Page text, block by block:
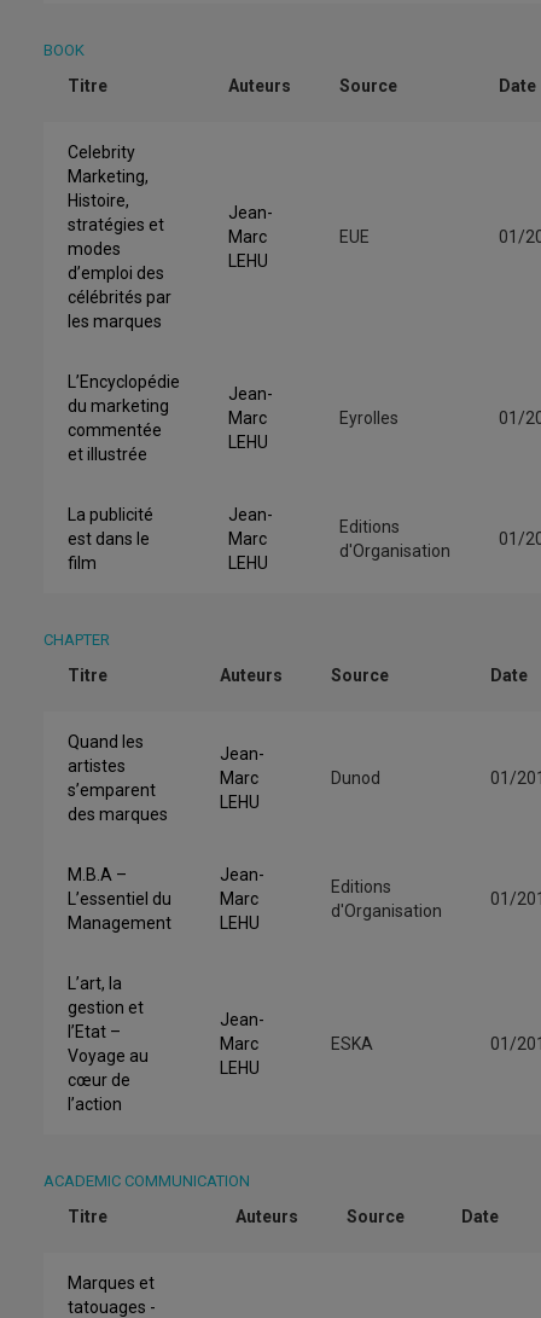
BOOK
Titre Auteurs Source Date
Celebrity
Marketing,
Histoire,
stratégies et
modes
d’emploi des
célébrités par
les marques
Jean-
Marc
LEHU
EUE 01/
L’Encyclopédie
du marketing
commentée
et illustrée
Jean-
Marc
LEHU
Eyrolles 01/
La publicité
est dans le
film
Jean-
Marc
LEHU
Editions
d'Organisation
01/
CHAPTER
Titre Auteurs Source Date
Quand les
artistes
s’emparent
des marques
Jean-
Marc
LEHU
Dunod 01/
M.B.A –
L’essentiel du
Management
Jean-
Marc
LEHU
Editions
d'Organisation
01/
L’art, la
gestion et
l’Etat –
Voyage au
cœur de
l’action
Jean-
Marc
LEHU
ESKA 01/
ACADEMIC COMMUNICATION
Titre Auteurs Source Date
Marques et
tatouages -